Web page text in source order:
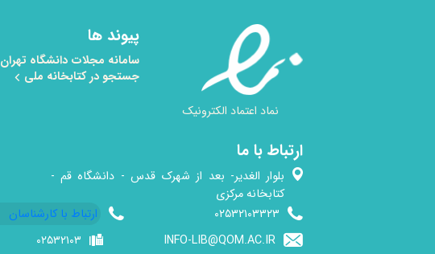
نماد اعتماد الکترونیک
پیوند ها
سامانه مجلات دانشگاه تهران
جستجو در کتابخانه ملی
ارتباط با ما
بلوار الغدیر- بعد از شهرک قدس - دانشگاه قم -
کتابخانه مرکزی
۰۲۵۳۲۱۰۳۳۲۳
ارتباط با کارشناسان
INFO-LIB@QOM.AC.IR
۰۲۵۳۲۱۰۳